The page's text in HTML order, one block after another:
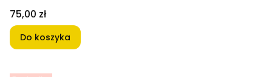
Cena
75,00 zł
Do koszyka